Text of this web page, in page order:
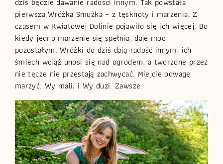
pierwsza Wróżka Smużka – z tęsknoty i marzenia. Z
czasem w Kwiatowej Dolinie pojawiło się ich więcej. Bo
kiedy jedno marzenie się spełnia, daje moc
pozostałym. Wróżki do dziś dają radość innym, ich
śmiech wciąż unosi się nad ogrodem, a tworzone przez
nie tęcze nie przestają zachwycać. Miejcie odwagę
marzyć. Wy mali, i Wy duzi. Zawsze.